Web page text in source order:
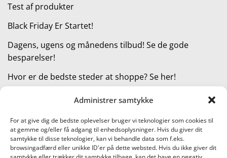
Administrer samtykke
For at give dig de bedste oplevelser bruger vi teknologier som cookies til
at gemme og/eller få adgang til enhedsoplysninger. Hvis du giver dit
samtykke til disse teknologier, kan vi behandle data som f.eks.
browsingadfærd eller unikke ID'er på dette websted. Hvis du ikke giver dit
Test af produkter
Black Friday Er Startet!
Dagens, ugens og månedens tilbud! Se de gode
besparelser!
Hvor er de bedste steder at shoppe? Se her!
Kategorier